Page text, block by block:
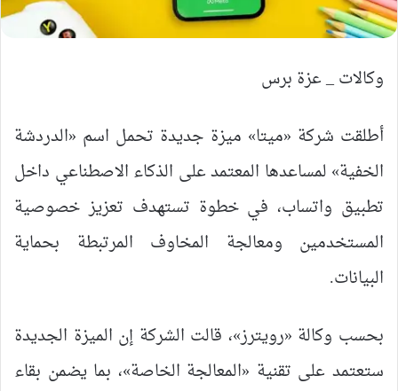
وكالات _ عزة برس
أطلقت شركة «ميتا» ميزة جديدة تحمل اسم «الدردشة
الخفية» لمساعدها المعتمد على الذكاء الاصطناعي داخل
تطبيق واتساب، في خطوة تستهدف تعزيز خصوصية
المستخدمين ومعالجة المخاوف المرتبطة بحماية
البيانات.
بحسب وكالة «رويترز»، قالت الشركة إن الميزة الجديدة
ستعتمد على تقنية «المعالجة الخاصة»، بما يضمن بقاء